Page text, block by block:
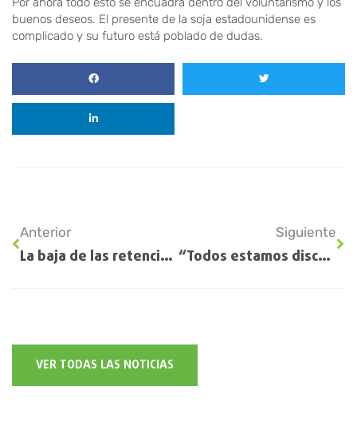
buenos deseos. El presente de la soja estadounidense es
complicado y su futuro está poblado de dudas.
Anterior
La baja de las retenciones reactivó las operaciones en el mercado granario
Siguiente
“Todos estamos discutiendo retenciones y no vemos el iceberg: los saldos técnicos de IVA”
VER TODAS LAS NOTICIAS